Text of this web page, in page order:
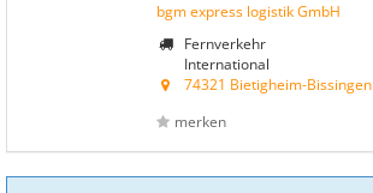
bgm express logistik GmbH
Fernverkehr
International
74321 Bietigheim-Bissingen
merken